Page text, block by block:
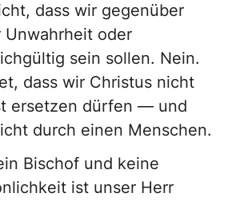
dass wir gegenüber
Unwahrheit oder
sein sollen. Nein.
dass wir Christus nicht
ersetzen dürfen — und
durch einen Menschen.
Bischof und keine
ist unser Herr